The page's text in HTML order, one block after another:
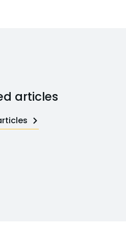
articles